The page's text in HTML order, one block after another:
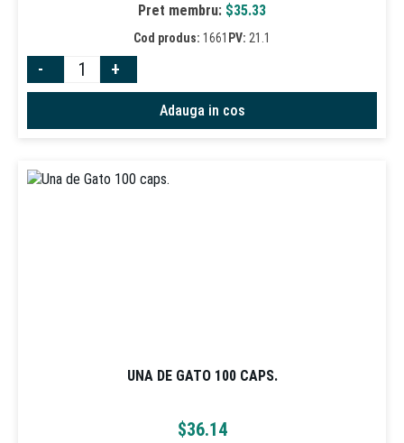
Pret membru: $35.33
Cod produs: 1661 PV: 21.1
- +
Adauga in cos
UNA DE GATO 100 CAPS.
$36.14